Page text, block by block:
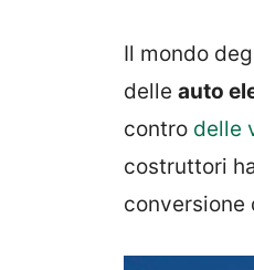
Il mondo
delle auto
contro delle
costruttori
conversione